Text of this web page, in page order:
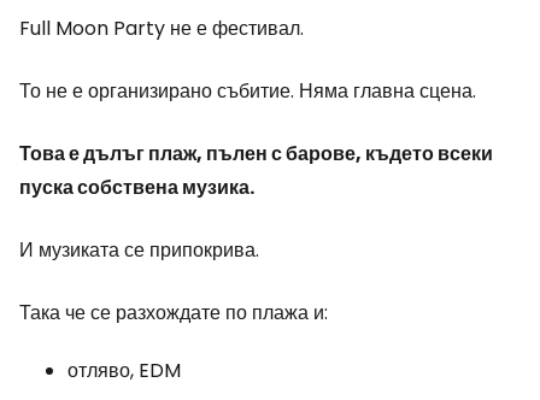
Full Moon Party не е фестивал.
То не е организирано събитие. Няма главна сцена.
Това е дълъг плаж, пълен с барове, където всеки
пуска собствена музика.
И музиката се припокрива.
Така че се разхождате по плажа и:
отляво, EDM